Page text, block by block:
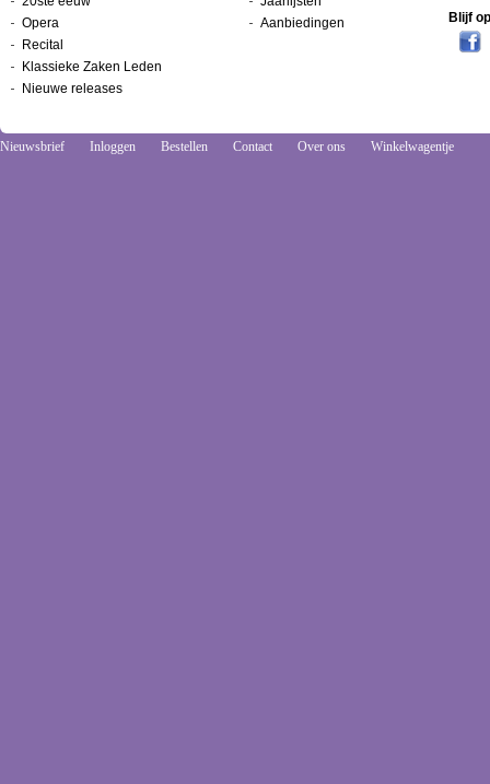
Opera
Recital
Klassieke Zaken Leden
Nieuwe releases
Aanbiedingen
Blijf
Nieuwsbrief Inloggen Bestellen Contact Over ons Winkelwagentje